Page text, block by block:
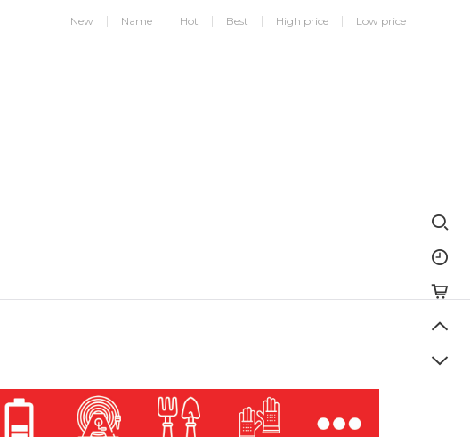
New Name Hot Best High price Low price